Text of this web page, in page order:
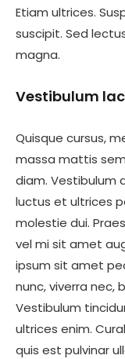
Etiam ultrices.
suscipit. Sed
magna.
Vestibulum
Quisque cursus,
massa mattis
diam. Vestibulum
luctus et ultrices
molestie dui.
vel mi sit amet
ipsum sit amet
nunc, viverra nec,
Vestibulum
ultrices enim.
quis est pulvinar